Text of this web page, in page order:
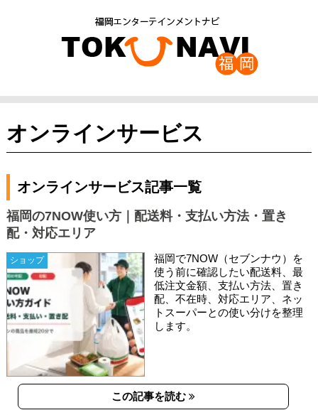
オンラインサービス
オンラインサービス記事一覧
ショップ
福岡の7NOW使い方｜配送料・支払い方法・置き
配・対応エリア
福岡で7NOW（セブンナウ）を
使う前に確認したい配送料、最
低注文金額、支払い方法、置き
配、不在時、対応エリア、ネッ
トスーパーとの使い分けを整理
します。
この記事を読む